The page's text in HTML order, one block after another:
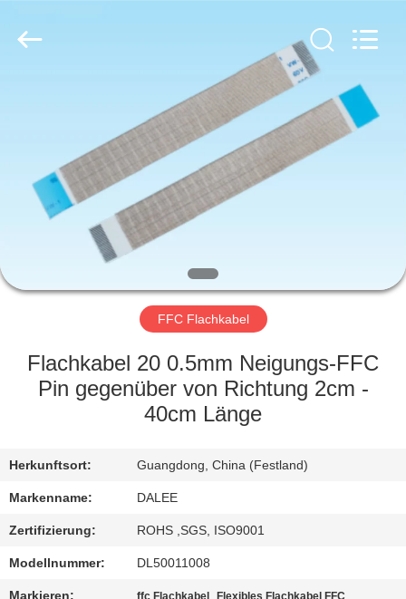
PRODUKTE
ÜBER
FABRIK-
QUALITÄTSKONTROLLE
SIE
MIT
UNS
IN
VERBINDUNG
Reserved.
Developed
FFC Flachkabel
Flachkabel 20 0.5mm Neigungs-FFC
Pin gegenüber von Richtung 2cm -
40cm Länge
Herkunftsort: Guangdong, China (Festland)
Markenname: DALEE
Zertifizierung: ROHS ,SGS, ISO9001
Modellnummer: DL50011008
Markieren: ,